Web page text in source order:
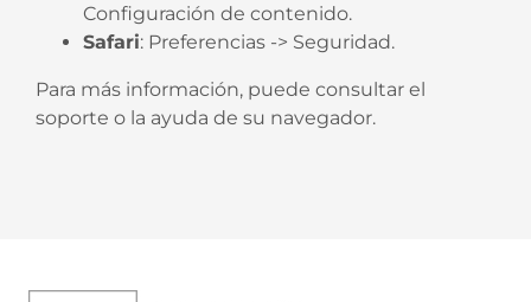
Configuración de contenido.
Safari: Preferencias -> Seguridad.
Para más información, puede consultar el
soporte o la ayuda de su navegador.